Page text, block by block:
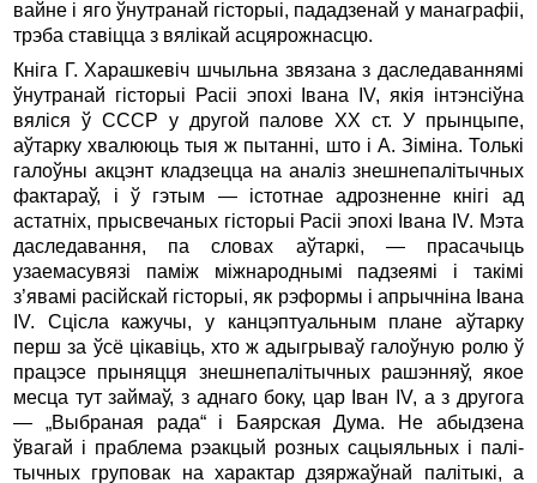
вайне і яго ўнутранай гісторыі, пада­дзенай у манаграфіі,
трэба ставіцца з вялікай асцярожнасцю.
Кніга Г. Харашкевіч шчыльна звязана з даследаваннямі
ўнутранай гісторыі Расіі эпохі Івана IV, якія інтэнсіўна
вяліся ў СССР у другой палове ХХ ст. У прынцыпе,
аўтарку хвалююць тыя ж пытанні, што і А. Зіміна. Толькі
галоўны акцэнт кладзецца на аналіз знешнепалітычных
фактараў, і ў гэтым — істотнае адрозненне кнігі ад
астатніх, прысвечаных гісторыі Расіі эпохі Івана IV. Мэта
даследавання, па словах аўтаркі, — прасачыць
узаемасувязі паміж міжнароднымі падзеямі і такімі
з’явамі расій­­скай гісторыі, як рэформы і апрычніна Івана
IV. Сцісла кажучы, у канцэптуальным плане аўтарку
перш за ўсё цікавіць, хто ж адыгрываў галоўную ролю ў
працэсе прыняцця знешнепалітычных рашэнняў, якое
месца тут займаў, з аднаго боку, цар Іван IV, а з другога
— „Выбраная рада“ і Баярская Дума. Не абыдзена
ўвагай і праблема рэакцый розных сацыяльных і палі­
тычных груповак на характар дзяржаўнай палітыкі, а